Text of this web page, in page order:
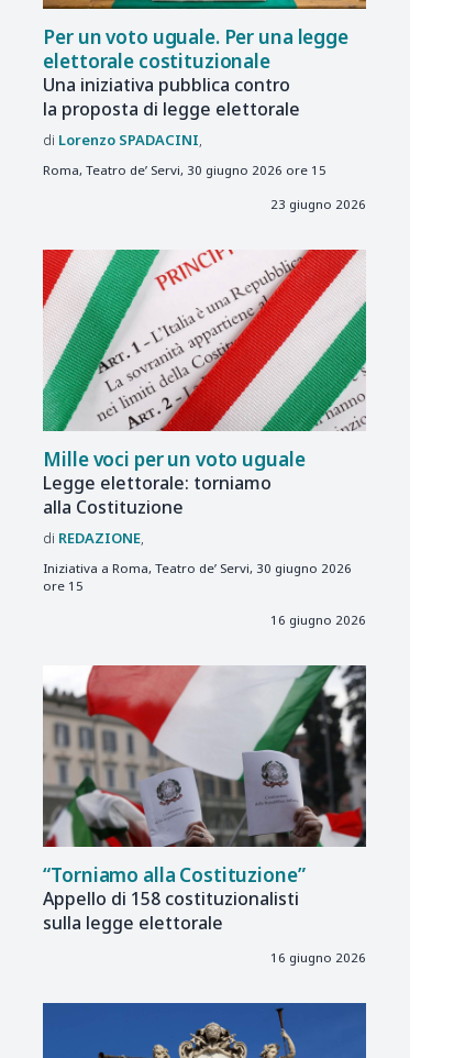
Per un voto uguale. Per una legge
elettorale costituzionale
Una iniziativa pubblica contro
la proposta di legge elettorale
Lorenzo SPADACINI
Roma, Teatro de’ Servi, 30 giugno 2026 ore 15
23 giugno 2026
Mille voci per un voto uguale
Legge elettorale: torniamo
alla Costituzione
REDAZIONE
Iniziativa a Roma, Teatro de’ Servi, 30 giugno 2026
ore 15
16 giugno 2026
“Torniamo alla Costituzione”
Appello di 158 costituzionalisti
sulla legge elettorale
16 giugno 2026